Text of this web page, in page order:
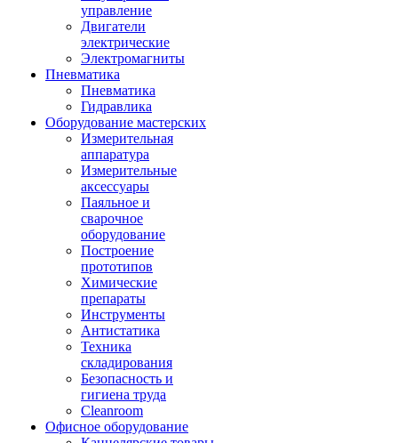
управление
Двигатели
электрические
Электромагниты
Пневматика
Пневматика
Гидравлика
Оборудование мастерских
Измерительная
аппаратура
Измерительные
аксессуары
Паяльное и
сварочное
оборудование
Построение
прототипов
Химические
препараты
Инструменты
Aнтистатика
Техника
складирования
Безопасность и
гигиена труда
Cleanroom
Офисное оборудование